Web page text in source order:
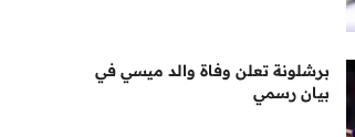
برشلونة تعلن وفاة والد ميسي في
بيان رسمي